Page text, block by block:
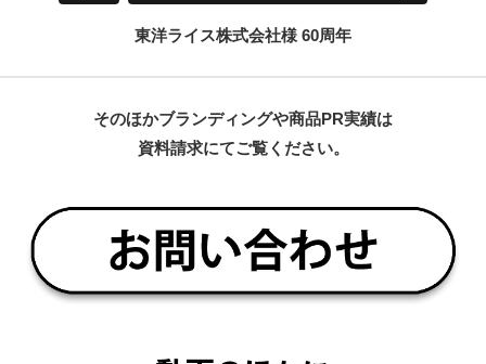
東洋ライス株式会社様 60周年
そのほかブランディングや商品PR実績は
資料請求にてご覧ください。